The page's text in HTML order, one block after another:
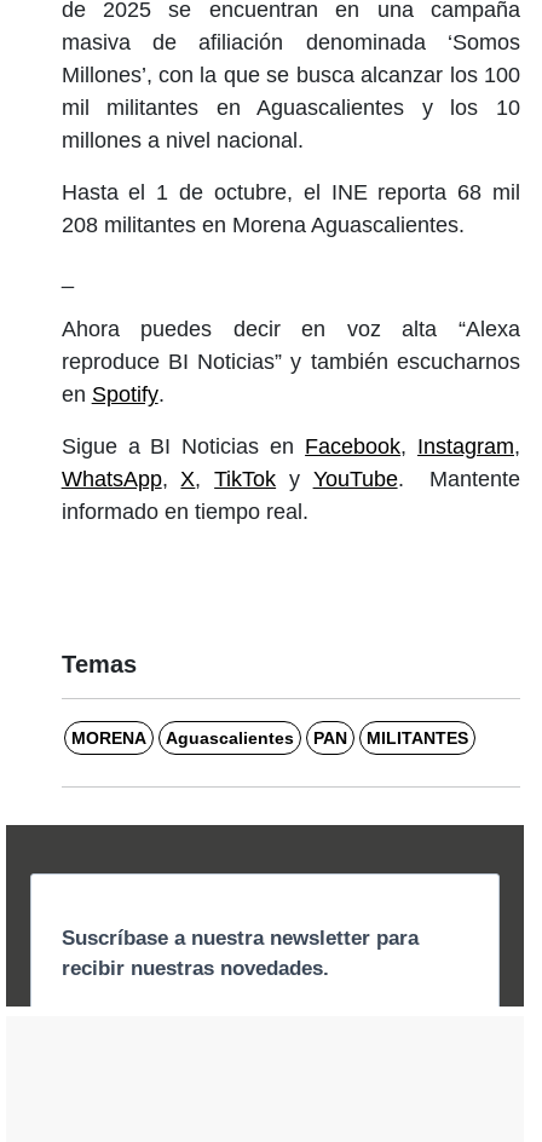
de 2025 se encuentran en una campaña
masiva de afiliación denominada ‘Somos
Millones’, con la que se busca alcanzar los 100
mil militantes en Aguascalientes y los 10
millones a nivel nacional.
Hasta el 1 de octubre, el INE reporta 68 mil
208 militantes en Morena Aguascalientes.
Ahora puedes decir en voz alta “Alexa
reproduce BI Noticias” y también escucharnos
en Spotify.
Sigue a BI Noticias en Facebook, Instagram,
WhatsApp, X,TikTok y YouTube. Mantente
informado en tiempo real.
Temas
MORENA Aguascalientes PAN MILITANTES